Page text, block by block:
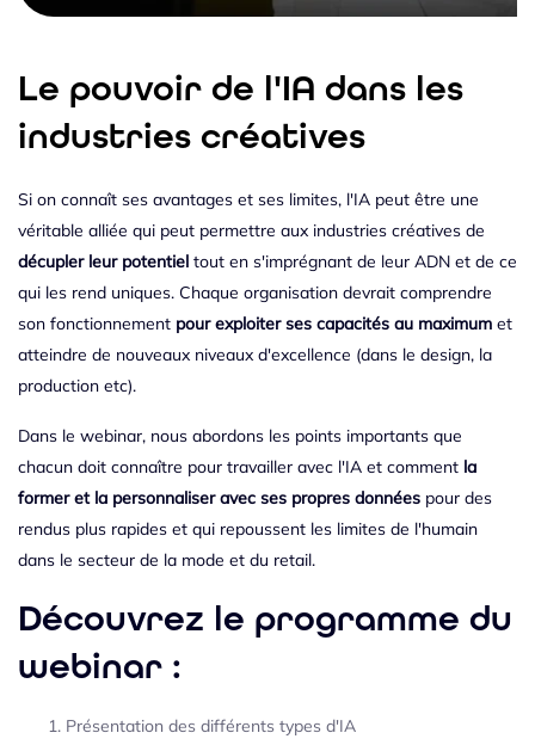
Le pouvoir de l'IA dans les
industries créatives
Si on connaît ses avantages et ses limites, l'IA peut être une
véritable alliée qui peut permettre aux industries créatives de
décupler leur potentiel tout en s'imprégnant de leur ADN et de ce
qui les rend uniques. Chaque organisation devrait comprendre
son fonctionnement pour exploiter ses capacités au maximum et
atteindre de nouveaux niveaux d'excellence (dans le design, la
production etc).
Dans le webinar, nous abordons les points importants que
chacun doit connaître pour travailler avec l'IA et comment la
former et la personnaliser avec ses propres données pour des
rendus plus rapides et qui repoussent les limites de l'humain
dans le secteur de la mode et du retail.
Découvrez le programme du
webinar :
Présentation des différents types d'IA